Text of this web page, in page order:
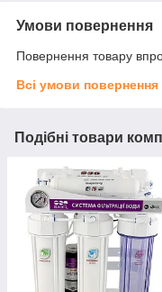
Умови повернення
Повернення товару
Всі умови повернення
Подібні товари